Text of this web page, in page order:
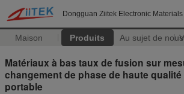
Dongguan Ziitek Electronic
Maison Produits Au sujet de nous
Matériaux à bas taux de fusion sur
changement de phase de haute
portable